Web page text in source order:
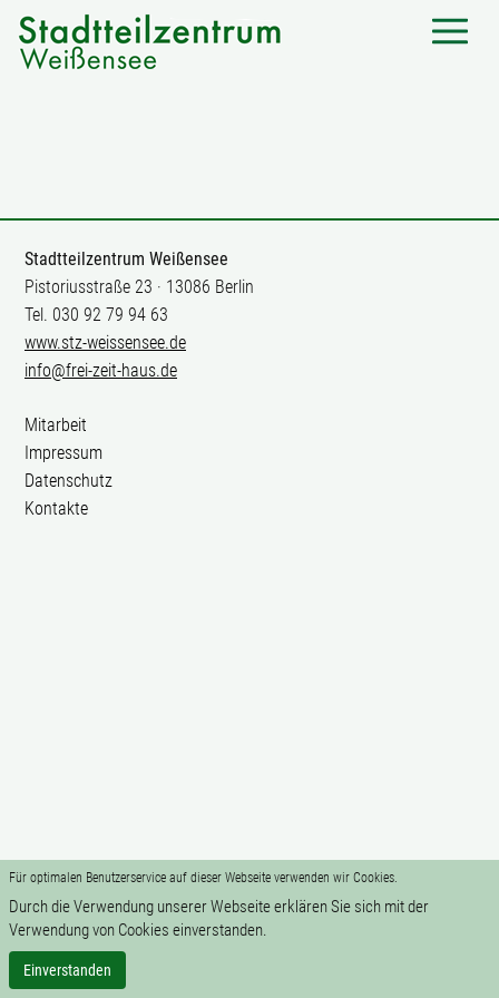
Für optimalen Benutzerservice auf dieser Webseite verwenden wir Cookies.
Durch die Verwendung unserer Webseite erklären Sie sich mit der
Verwendung von Cookies einverstanden.
Einverstanden
Stadtteilzentrum Weißensee
Pistoriusstraße 23 · 13086 Berlin
Tel. 030 92 79 94 63
www.stz-weissensee.de
info@frei-zeit-haus.de
Mitarbeit
Impressum
Datenschutz
Kontakte